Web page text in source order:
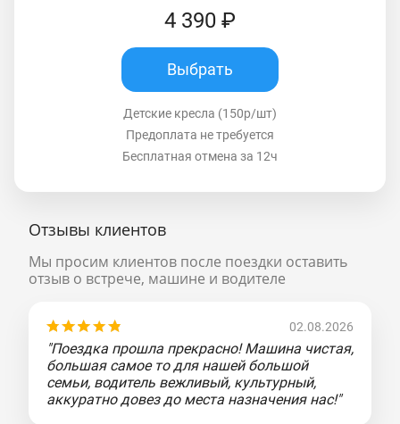
4 390 ₽
Выбрать
Детские кресла (150р/шт)
Предоплата не требуется
Бесплатная отмена за 12ч
Отзывы клиентов
Мы просим клиентов после поездки оставить
отзыв о встрече, машине и водителе
02.08.2026
"Поездка прошла прекрасно! Машина чистая,
большая самое то для нашей большой
семьи, водитель вежливый, культурный,
аккуратно довез до места назначения нас!"